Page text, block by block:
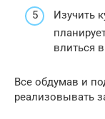
Изучить
влиться
Все обдумав и
реализовывать